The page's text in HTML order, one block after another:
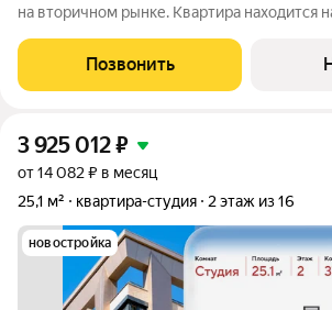
на вторичном рынке. Квартира находится
лоджия 3 кв.м. Это отличный вариант для
недорогое жилье. Дом
Позвонить
3 925 012₽
от 14 082 ₽ в месяц
25,1 м²
квартира-студия 2 этаж из 16
новостройка